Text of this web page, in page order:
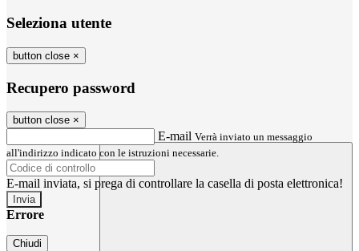
Seleziona utente
button close ×
Recupero password
button close ×
E-mail Verrà inviato un messaggio
all'indirizzo indicato con le istruzioni necessarie.
E-mail inviata, si prega di controllare la casella di posta elettronica!
Errore
Chiudi